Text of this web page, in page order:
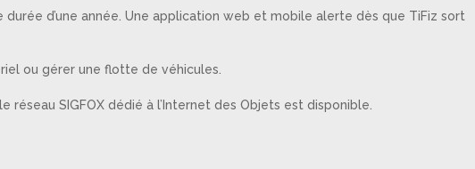
d’une année. Une application web et mobile alerte dès que TiFiz sort
ou gérer une flotte de véhicules.
SIGFOX dédié à l’Internet des Objets est disponible.